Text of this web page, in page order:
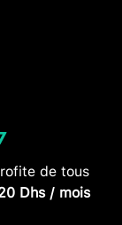
de tous
Dhs / mois